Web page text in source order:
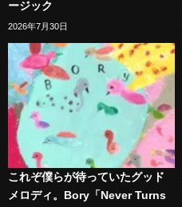
ージック
2026年7月30日
これぞ僕らが待っていたグッド
メロディ。Bory「Never Turns